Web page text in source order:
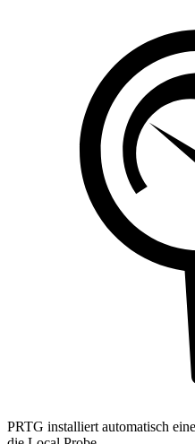
PRTG installiert automatisch